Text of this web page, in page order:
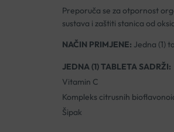
Preporuča se za otpornost
sustava i zaštiti stanica od
NAČIN PRIMJENE: Jedna (1)
JEDNA (1) TABLETA SADRŽI:
Vitamin C
Kompleks citrusnih
Šipak